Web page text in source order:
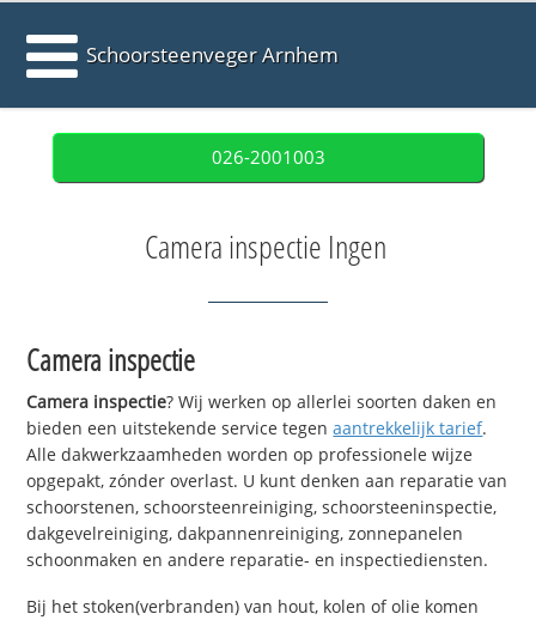
Schoorsteenveger Arnhem
026-2001003
Camera inspectie Ingen
Camera inspectie
Camera inspectie? Wij werken op allerlei soorten daken en
bieden een uitstekende service tegenaantrekkelijk tarief.
Alle dakwerkzaamheden worden op professionele wijze
opgepakt, zónder overlast. U kunt denken aan reparatie van
schoorstenen, schoorsteenreiniging, schoorsteeninspectie,
dakgevelreiniging, dakpannenreiniging, zonnepanelen
schoonmaken en andere reparatie- en inspectiediensten.
Bij het stoken(verbranden) van hout, kolen of olie komen